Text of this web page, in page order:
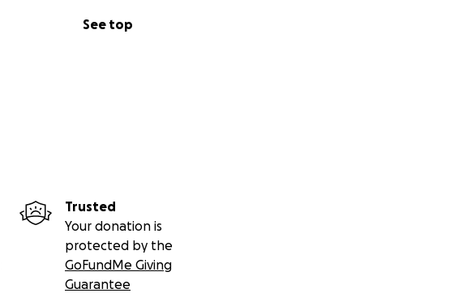
See top
Trusted
Your donation is
protected by the
GoFundMe Giving
Guarantee